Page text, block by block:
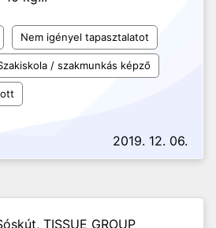
Nem igényel tapasztalatot
/ szakmunkás képző
2019. 12. 06.
TISSUE GROUP